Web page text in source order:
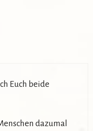
Euch beide
dazumal